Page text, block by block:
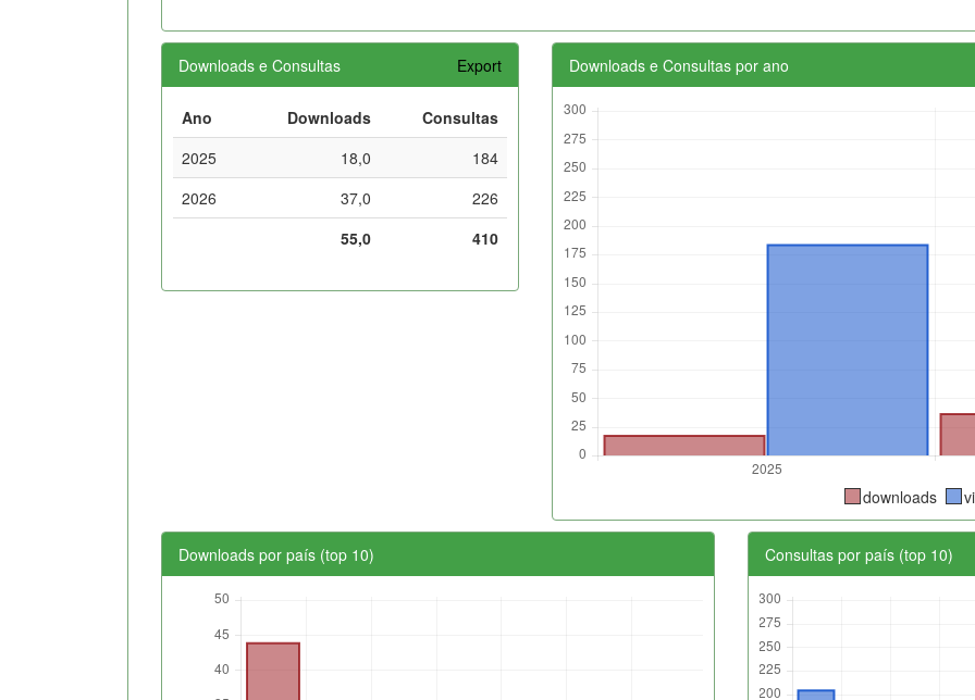
Downloads e Consultas Export
Ano Downloads
Consultas
2025
18,0
184
2026
37,0
226
55,0
410
Downloads e Consultas por ano
downloads
Downloads por país (top 10) Consultas por país (top 10)